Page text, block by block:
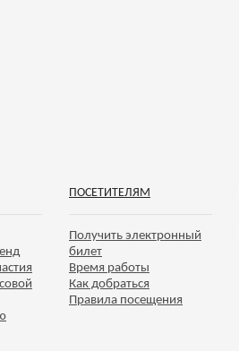
ПОСЕТИТЕЛЯМ
Получить электронный
билет
Время работы
Как добраться
Правила посещения